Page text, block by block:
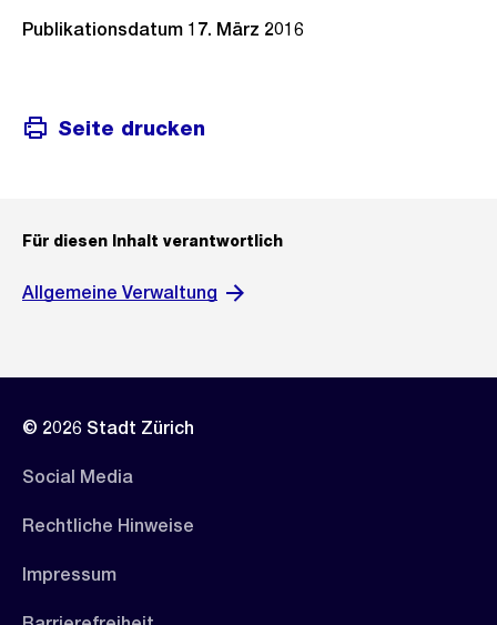
Publikationsdatum 17. März 2016
Seite drucken
Für diesen Inhalt verantwortlich
Allgemeine Verwaltung
© 2026 Stadt Zürich
Social Media
Rechtliche Hinweise
Impressum